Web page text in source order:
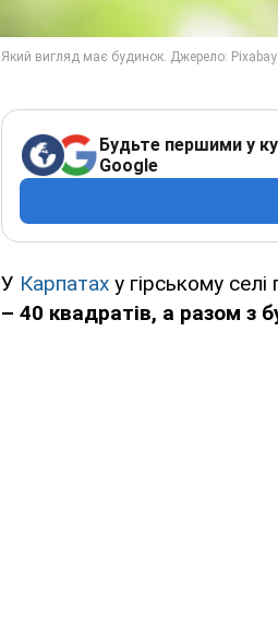
Будьте першими у
Google
У Карпатах у гірському
– 40 квадратів, а разом з